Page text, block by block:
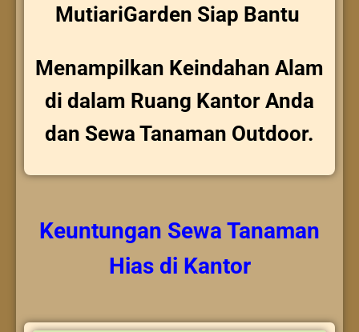
MutiariGarden Siap Bantu
Menampilkan Keindahan Alam
di dalam Ruang Kantor Anda
dan Sewa Tanaman Outdoor.
Keuntungan Sewa Tanaman
Hiasdi Kantor